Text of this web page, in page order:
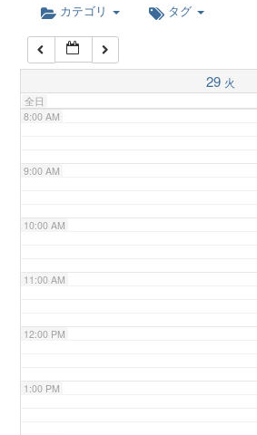
カテゴリ タグ
29 火
全日
6:00 AM
7:00 AM
8:00 AM
9:00 AM
10:00 AM
11:00 AM
12:00 PM
1:00 PM